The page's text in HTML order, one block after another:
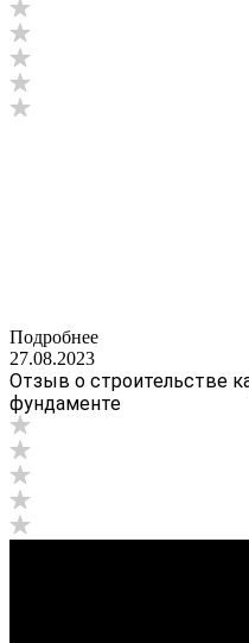
Подробнее
27.08.2023
Отзыв о строительстве
фундаменте